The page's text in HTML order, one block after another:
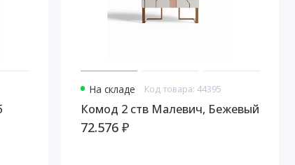
На складе Код товара: 44395
Комод 2 ств Малевич, Бежевый
72.576 ₽